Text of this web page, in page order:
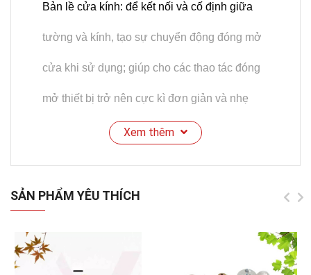
Bản lề cửa kính: để kết nối và cố định giữa
tường và kính, tạo sự chuyển động đóng mở
cửa khi sử dụng; giúp cho các thao tác đóng
mở thiết bị trở nên cực kì đơn giản và nhẹ
nhàng, đồng thời cũng làm tăng tính thẩm mĩ và
ƯU ĐIỂM CỦA BẢN LỀ CỬA KÍNH:
mở vào tường và cố định nó ở vị trí chúng ta
muốn/bắt cánh cửa mở vào tường. Dùng
Xem thêm
SẢN PHẨM YÊU THÍCH